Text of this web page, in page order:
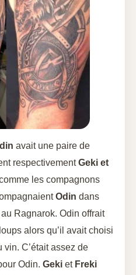
avait une paire de
respectivementGeki et
les compagnons
Odin dans
Ragnarok. Odin offrait
alors qu’il avait choisi
C’était assez de
Odin. Geki et Freki